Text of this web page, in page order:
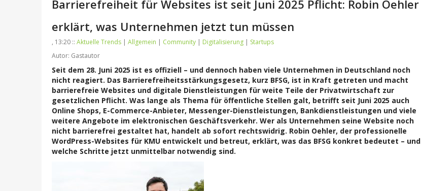
Barrierefreiheit für Websites ist seit Juni 2025 Pflicht: Robin Oehler
erklärt, was Unternehmen jetzt tun müssen
, 13:20 :: Aktuelle Trends | Allgemein | Community | Digitalisierung | Startups
Autor: Gastautor
Seit dem 28. Juni 2025 ist es offiziell – und dennoch haben viele Unternehmen in Deutschland noch
nicht reagiert. Das Barrierefreiheitsstärkungsgesetz, kurz BFSG, ist in Kraft getreten und macht
barrierefreie Websites und digitale Dienstleistungen für weite Teile der Privatwirtschaft zur
gesetzlichen Pflicht. Was lange als Thema für öffentliche Stellen galt, betrifft seit Juni 2025 auch
Online Shops, E-Commerce-Anbieter, Messenger-Dienstleistungen, Bankdienstleistungen und viele
weitere Angebote im elektronischen Geschäftsverkehr. Wer als Unternehmen seine Website noch
nicht barrierefrei gestaltet hat, handelt ab sofort rechtswidrig. Robin Oehler, der professionelle
WordPress-Websites für KMU entwickelt und betreut, erklärt, was das BFSG konkret bedeutet – und
welche Schritte jetzt unmittelbar notwendig sind.